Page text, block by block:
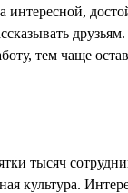
интересной,
тем чаще
тысяч
культура.